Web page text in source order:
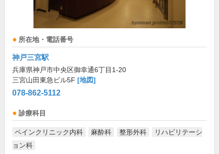
所在地・電話番号
神戸三宮駅
兵庫県神戸市中央区御幸通6丁目1-20
三宮山田東急ビル5F [地図]
078-862-5112
診療科目
ペインクリニック内科 麻酔科 整形外科
リハビリテーシ
ョン科